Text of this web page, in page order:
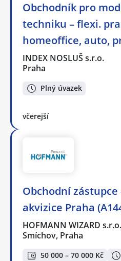
Obchodník pro
techniku – flexi.
homeoffice, auto,
INDEX NOSLUŠ s.r.o.
Praha
Plný úvazek
včerejší
Obchodní
akvizice Praha
HOFMANN WIZARD s.r.o.
Smíchov, Praha
50 000 – 70 000 Kč